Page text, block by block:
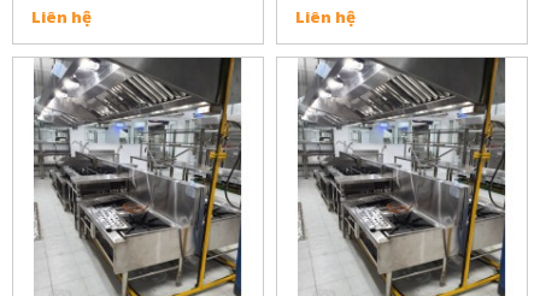
Toàn, Chất Lượng Liên Hệ:
02838304030
Liên hệ
An Toàn, Chất Lượng Liên
Hệ: 02838304030
Liên hệ